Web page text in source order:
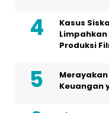
Kasus
Limpahkan
Produksi
Keuangan